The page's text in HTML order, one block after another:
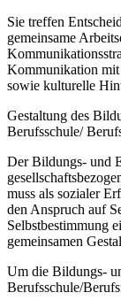
Sie treffen
gemeinsame
Kommunikation mit
sowie kulturelle
Gestaltung des
Berufsschule/
Der Bildungs- und
muss als sozialer
den Anspruch auf
Selbstbestimmung
gemeinsamen
Um die Bildungs-
Berufsschule/